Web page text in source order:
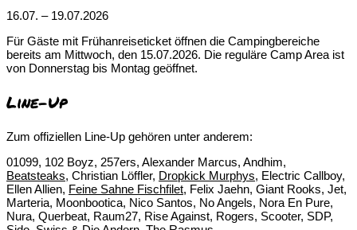
16.07. – 19.07.2026
Für Gäste mit Frühanreiseticket öffnen die Campingbereiche
bereits am Mittwoch, den 15.07.2026. Die reguläre Camp Area ist
von Donnerstag bis Montag geöffnet.
Line-Up
Zum offiziellen Line-Up gehören unter anderem:
01099, 102 Boyz, 257ers, Alexander Marcus, Andhim,
Beatsteaks, Christian Löffler, Dropkick Murphys, Electric Callboy,
Ellen Allien, Feine Sahne Fischfilet, Felix Jaehn, Giant Rooks, Jet,
Marteria, Moonbootica, Nico Santos, No Angels, Nora En Pure,
Nura, Querbeat, Raum27, Rise Against, Rogers, Scooter, SDP,